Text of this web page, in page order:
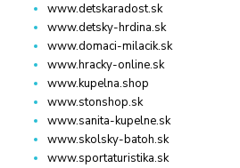
www.detskaradost.sk
www.detsky-hrdina.sk
www.domaci-milacik.sk
www.hracky-online.sk
www.kupelna.shop
www.stonshop.sk
www.sanita-kupelne.sk
www.skolsky-batoh.sk
www.sportaturistika.sk